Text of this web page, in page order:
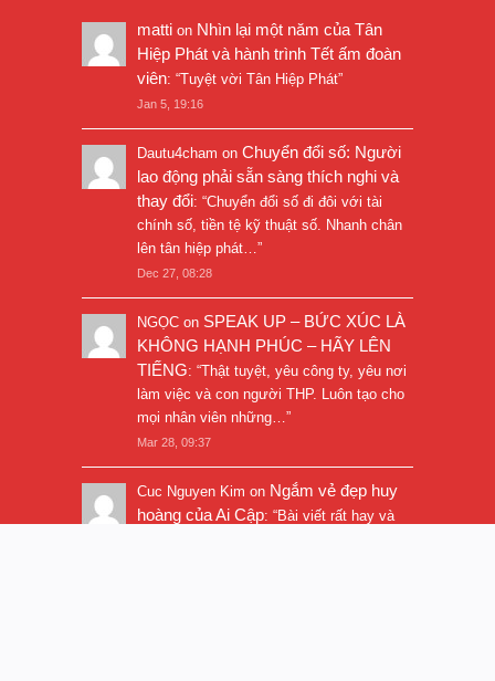
matti on Nhìn lại một năm của Tân
Hiệp Phát và hành trình Tết ấm đoàn
viên: “Tuyệt vời Tân Hiệp Phát”
Jan 5, 19:16
Dautu4cham on Chuyển đổi số: Người
lao động phải sẵn sàng thích nghi và
thay đổi: “Chuyển đổi số đi đôi với tài
chính số, tiền tệ kỹ thuật số. Nhanh chân
lên tân hiệp phát… ”
Dec 27, 08:28
NGỌC on SPEAK UP – BỨC XÚC LÀ
KHÔNG HẠNH PHÚC – HÃY LÊN
TIẾNG: “Thật tuyệt, yêu công ty, yêu nơi
làm việc và con người THP. Luôn tạo cho
mọi nhân viên những… ”
Mar 28, 09:37
Cuc Nguyen Kim on Ngắm vẻ đẹp huy
hoàng của Ai Cập: “Bài viết rất hay và